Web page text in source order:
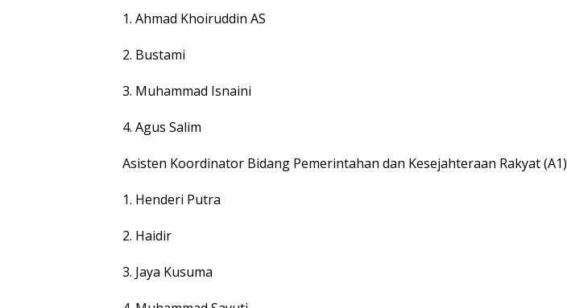
1. Ahmad Khoiruddin AS
2. Bustami
3. Muhammad Isnaini
4. Agus Salim
Asisten Koordinator Bidang Pemerintahan dan Kesejahteraan Rakyat (A1)
1. Henderi Putra
2. Haidir
3. Jaya Kusuma